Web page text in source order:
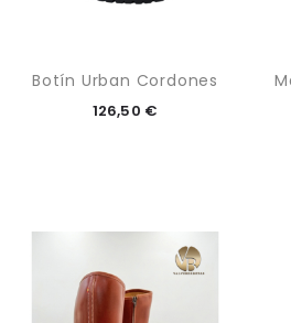
Botín Urban Cordones
126,50 €